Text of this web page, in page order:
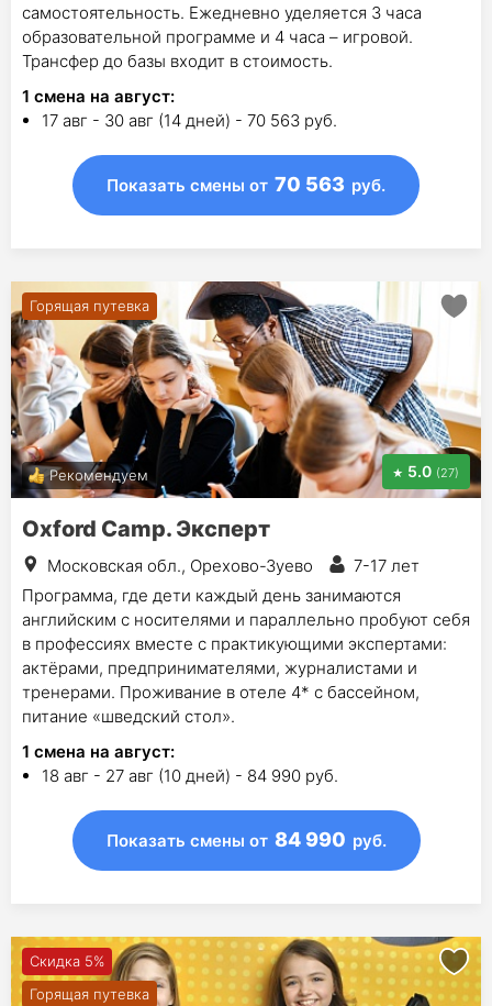
самостоятельность. Ежедневно уделяется 3 часа
образовательной программе и 4 часа – игровой.
Трансфер до базы входит в стоимость.
1 смена на август:
17 авг - 30 авг (14 дней) - 70 563 руб.
Показать смены от 70 563 руб.
Горящая путевка
Рекомендуем 5.0 (27)
Oxford Camp. Эксперт
Московская обл., Орехово-Зуево
7-17 лет
Программа, где дети каждый день занимаются
английским с носителями и параллельно пробуют себя
в профессиях вместе с практикующими экспертами:
актёрами, предпринимателями, журналистами и
тренерами. Проживание в отеле 4* с бассейном,
питание «шведский стол».
1 смена на август:
18 авг - 27 авг (10 дней) - 84 990 руб.
Показать смены от 84 990 руб.
Скидка 5%
Горящая путевка